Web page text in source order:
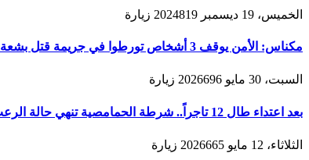
الخميس، 19 ديسمبر 2024 819 زيارة
مكناس: الأمن يوقف 3 أشخاص تورطوا في جريمة قتل بشعة بالطريق المؤدية لمدينة زرهون
السبت، 30 مايو 2026 696 زيارة
بعد اعتداء طال 12 تاجراً.. شرطة الحمامصية تنهي حالة الرعب بالمدينة القديمة لمكناس
الثلاثاء، 12 مايو 2026 665 زيارة